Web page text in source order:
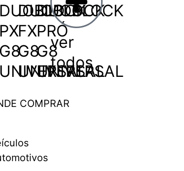
DUOBLOCK
FX
G8
UNIVERSAL
DUOBLOCK
PRÓ
G8
UNIVERSAL
ver
todos
COMPRAR